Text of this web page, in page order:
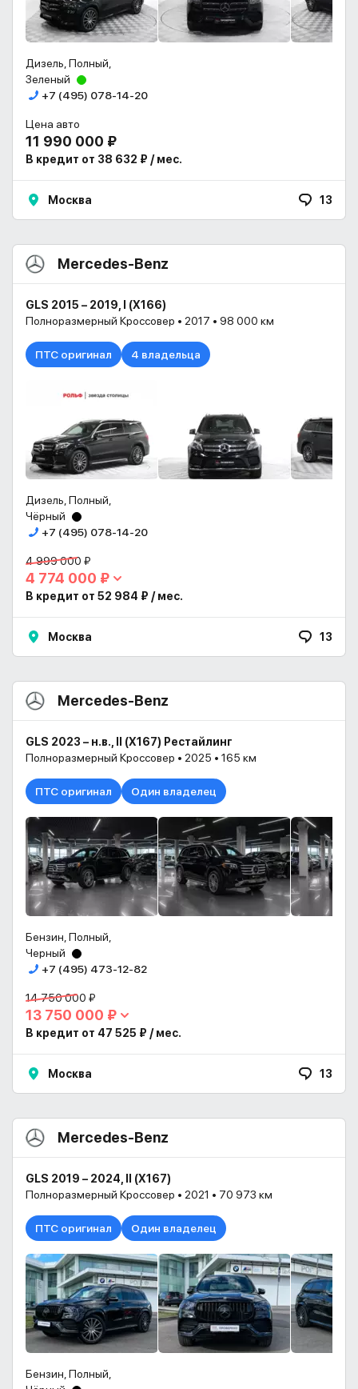
Дизель, Полный,
Зеленый
+7 (495) 078-14-20
Цена авто
11 990 000 ₽
В кредит от 38 632 ₽ / мес.
Москва 13
Mercedes-Benz
GLS 2015 – 2019, I (X166)
Полноразмерный Кроссовер • 2017 • 98 000 км
ПТС оригинал 4 владельца
Дизель, Полный,
Чёрный
+7 (495) 078-14-20
4 999 000 ₽
4 774 000 ₽
В кредит от 52 984 ₽ / мес.
Москва 13
Mercedes-Benz
GLS 2023 – н.в., II (X167) Рестайлинг
Полноразмерный Кроссовер • 2025 • 165 км
ПТС оригинал Один владелец
Бензин, Полный,
Черный
+7 (495) 473-12-82
14 750 000 ₽
13 750 000 ₽
В кредит от 47 525 ₽ / мес.
Москва 13
Mercedes-Benz
GLS 2019 – 2024, II (X167)
Полноразмерный Кроссовер • 2021 • 70 973 км
ПТС оригинал Один владелец
Бензин, Полный,